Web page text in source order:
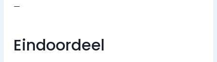
—
Eindoordeel